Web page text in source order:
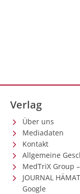
Verlag
Über uns
Mediadaten
Kontakt
Allgemeine
MedTriX Group
JOURNAL
Google